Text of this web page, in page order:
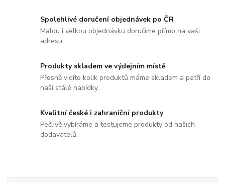
Spolehlivé doručení objednávek po ČR
Malou i velkou objednávku doručíme přímo na vaši
adresu.
Produkty skladem ve výdejním místě
Přesně vidíte kolik produktů máme skladem a patří do
naší stálé nabídky.
Kvalitní české i zahraniční produkty
Pečlivě vybíráme a testujeme produkty od našich
dodavatelů.